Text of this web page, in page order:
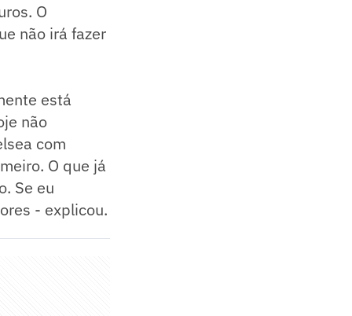
O
não irá fazer
está
não
com
O que já
Se eu
- explicou.